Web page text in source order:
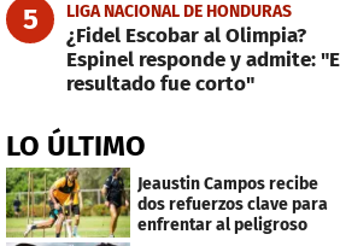
5 LIGA NACIONAL DE HONDURAS
¿Fidel Escobar al Olimpia?
Espinel responde y admite:
resultado fue corto"
LO ÚLTIMO
Jeaustin Campos recibe
dos refuerzos clave para
enfrentar al peligroso